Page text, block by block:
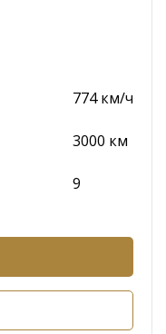
774 км/ч
3000 км
9